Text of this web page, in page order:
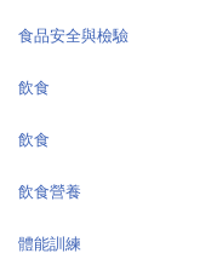
食品安全與檢驗
飲食
飲食
飲食營養
體能訓練